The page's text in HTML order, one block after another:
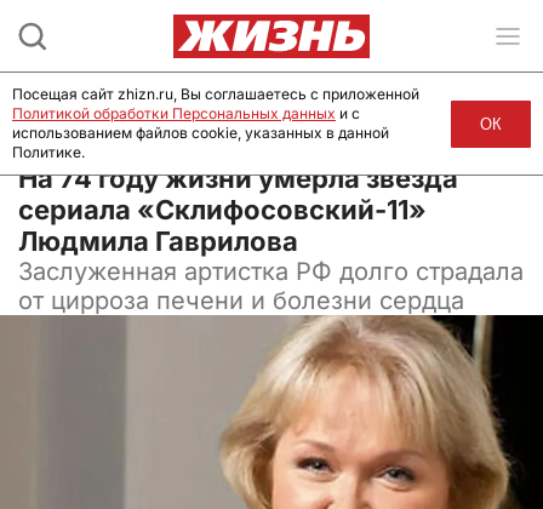
27 сентября 2025, 08:42
На 74 году жизни умерла звезда
сериала «Склифосовский-11»
Людмила Гаврилова
Заслуженная артистка РФ долго страдала
от цирроза печени и болезни сердца
Посещая сайт zhizn.ru, Вы соглашаетесь с приложенной
Политикой обработки Персональных данных и с
использованием файлов cookie, указанных в данной
Политике.
ОК